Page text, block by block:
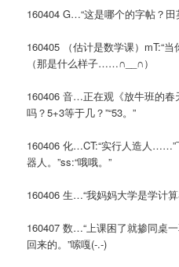
160404 G…“这是哪个的字帖？
160405 （估计是数学课）mT:“
（那是什么样子……∩__∩）
160406 音…正在观《放牛班的春
吗？5+3等于几？”“53。”
160406 化…CT:“实行人造人……”
器人。”ss:“哦哦。”
160406 生…“我妈妈大学是学计算
160407 数…“上课困了就掺同桌
回来的。”嗦嘎(-.-)